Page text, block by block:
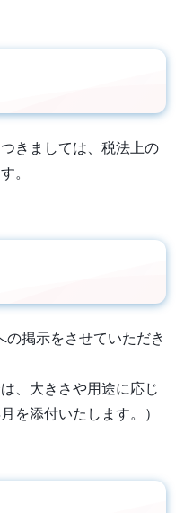
きましては、税法上の
。
の掲示をさせていただき
、大きさや用途に応じ
を添付いたします。）